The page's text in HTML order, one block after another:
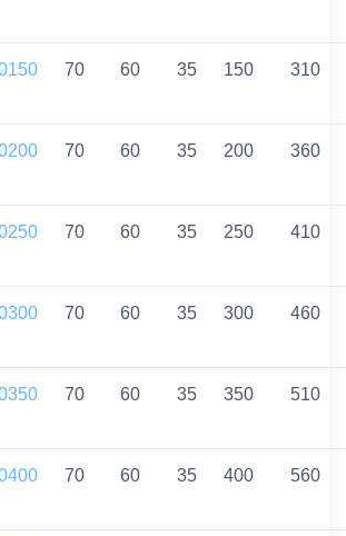
70 60 35 150 310
70 60 35 200 360
70 60 35 250 410
70 60 35 300 460
70 60 35 350 510
70 60 35 400 560